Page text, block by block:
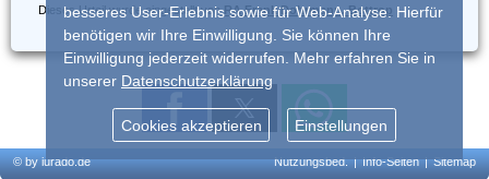
Dieses Urteil wurde eingestellt vonRA Frank Dohrmann, Bottrop
© by iurado.de Sitemap
|
Info-Seiten
|
Nutzungsbed.
besseres User-Erlebnis sowie für Web-Analyse. Hierfür
benötigen wir Ihre Einwilligung. Sie können Ihre
Einwilligung jederzeit widerrufen. Mehr erfahren Sie in
unserer Datenschutzerklärung
Cookies akzeptieren Einstellungen